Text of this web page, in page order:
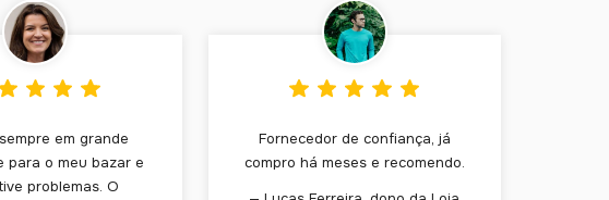
em grande
para o meu bazar e
problemas. O
Fornecedor de confiança, já
compro há meses e recomendo.